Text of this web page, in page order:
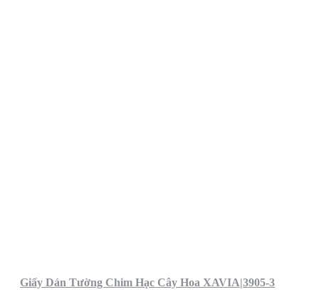
Giấy Dán Tường Chim Hạc Cây Hoa XAVIA|3905-3